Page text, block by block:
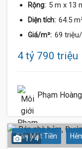
Rộng: 5 m x 13
Diện tích: 64.5
Giá/m²: 69
4 tỷ 790 triệu
Phạm Hoàng
Gần Mặt Tiền
1 / 4